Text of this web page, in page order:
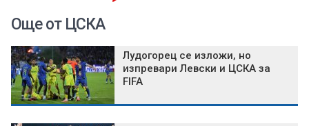
Още от ЦСКА
Лудогорец се изложи, но
изпревари Левски и ЦСКА за
FIFA